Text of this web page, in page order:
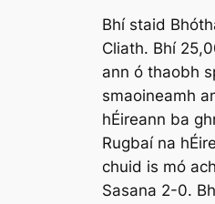
Bhí staid
Cliath. Bhí
ann ó thaobh
smaoineamh
hÉireann ba
Rugbaí na
chuid is mó
Sasana 2-0.